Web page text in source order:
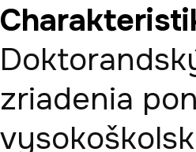
zriadenia